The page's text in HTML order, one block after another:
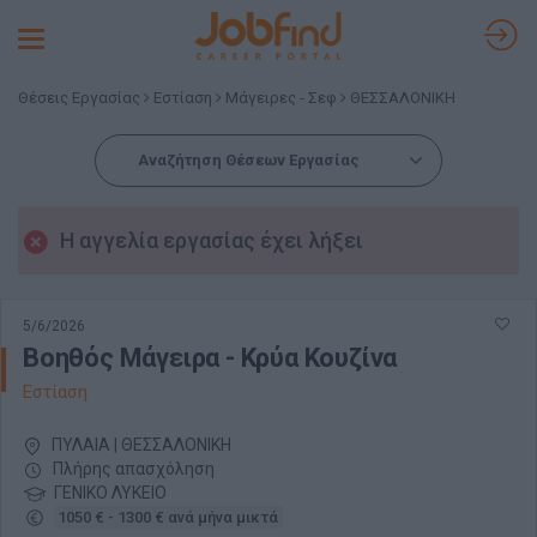
Toggle
Θέσεις Εργασίας Εστίαση Μάγειρες - Σεφ ΘΕΣΣΑΛΟΝΙΚΗ
Αναζήτηση Θέσεων Εργασίας
Η αγγελία εργασίας έχει λήξει
5/6/2026
Βοηθός Μάγειρα - Κρύα Κουζίνα
Εστίαση
ΠΥΛΑΙΑ | ΘΕΣΣΑΛΟΝΙΚΗ
Πλήρης απασχόληση
ΓΕΝΙΚΟ ΛΥΚΕΙΟ
1050 € - 1300 € ανά μήνα μικτά